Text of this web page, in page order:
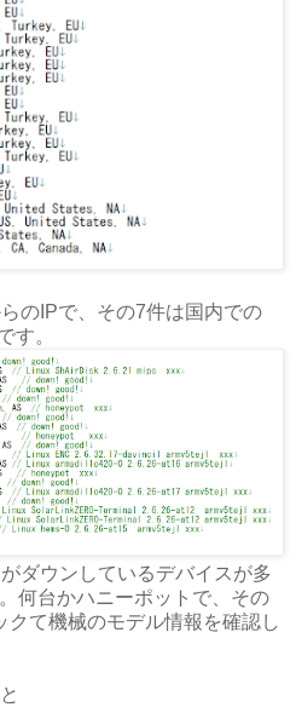
のIPで、その7件は国内での
す。
ダウンしているデバイスが多
何台かハニーポットで、その
て機械のモデル情報を確認し